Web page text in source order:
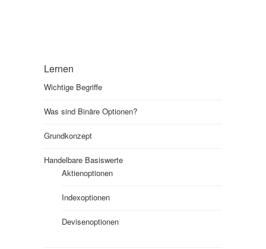
Lernen
Wichtige Begriffe
Was sind Binäre Optionen?
Grundkonzept
Handelbare Basiswerte
Aktienoptionen
Indexoptionen
Devisenoptionen